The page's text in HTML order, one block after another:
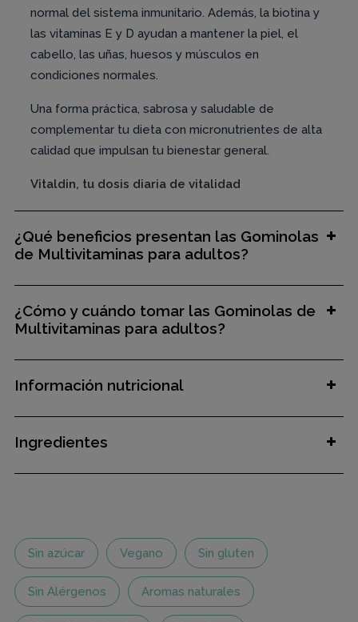
normal del sistema inmunitario. Además, la biotina y
las vitaminas E y D ayudan a mantener la piel, el
cabello, las uñas, huesos y músculos en
condiciones normales.
Una forma práctica, sabrosa y saludable de
complementar tu dieta con micronutrientes de alta
calidad que impulsan tu bienestar general.
Vitaldin, tu dosis diaria de vitalidad
¿Qué beneficios presentan las Gominolas
de Multivitaminas para adultos?
¿Cómo y cuándo tomar las Gominolas de
Multivitaminas para adultos?
Información nutricional
Ingredientes
Sin azúcar Vegano Sin gluten
Sin Alérgenos Aromas naturales